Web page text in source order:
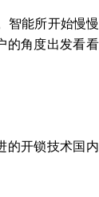
能所开始慢慢
的角度出发看
开锁技术国